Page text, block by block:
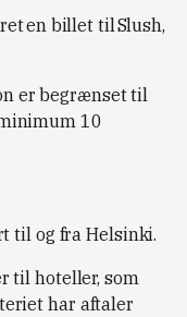
en billet til Slush,
er begrænset til
10
til og fra Helsinki.
til hoteller, som
har aftaler